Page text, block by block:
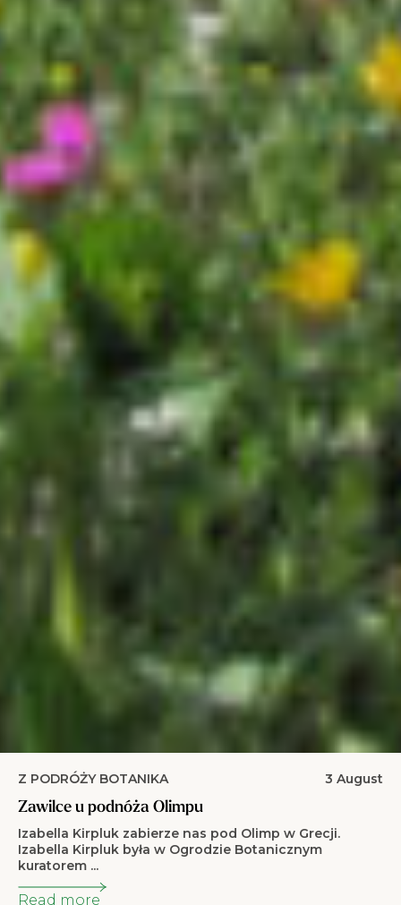
Z PODRÓŻY BOTANIKA 3 August
Zawilce u podnóża Olimpu
Izabella Kirpluk zabierze nas pod Olimp w Grecji.
Izabella Kirpluk była w Ogrodzie Botanicznym
kuratorem ...
Read more